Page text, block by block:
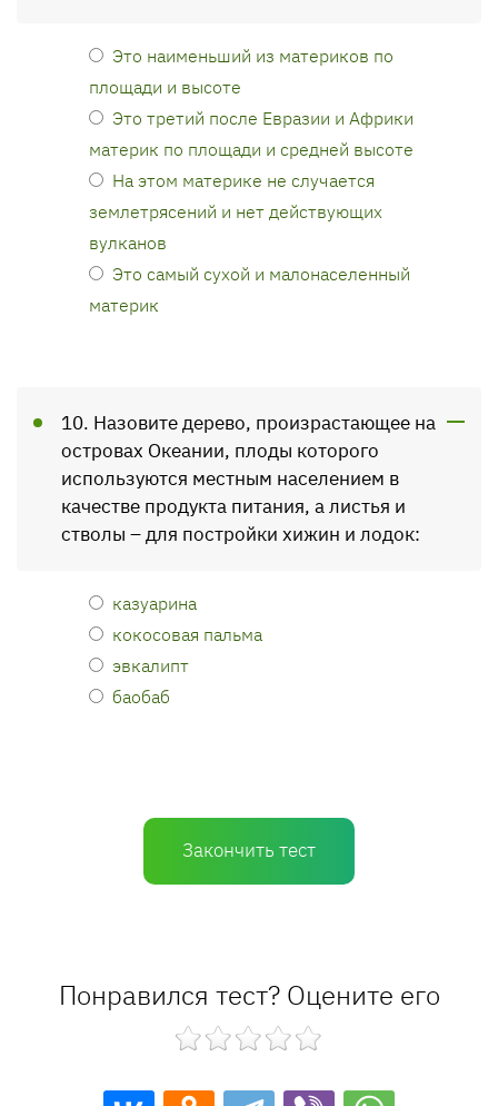
Это наименьший из материков по
площади и высоте
Это третий после Евразии и Африки
материк по площади и средней высоте
На этом материке не случается
землетрясений и нет действующих
вулканов
Это самый сухой и малонаселенный
материк
10. Назовите дерево, произрастающее на
островах Океании, плоды которого
используются местным населением в
качестве продукта питания, а листья и
стволы – для постройки хижин и лодок:
казуарина
кокосовая пальма
эвкалипт
баобаб
Закончить тест
Понравился тест? Оцените его